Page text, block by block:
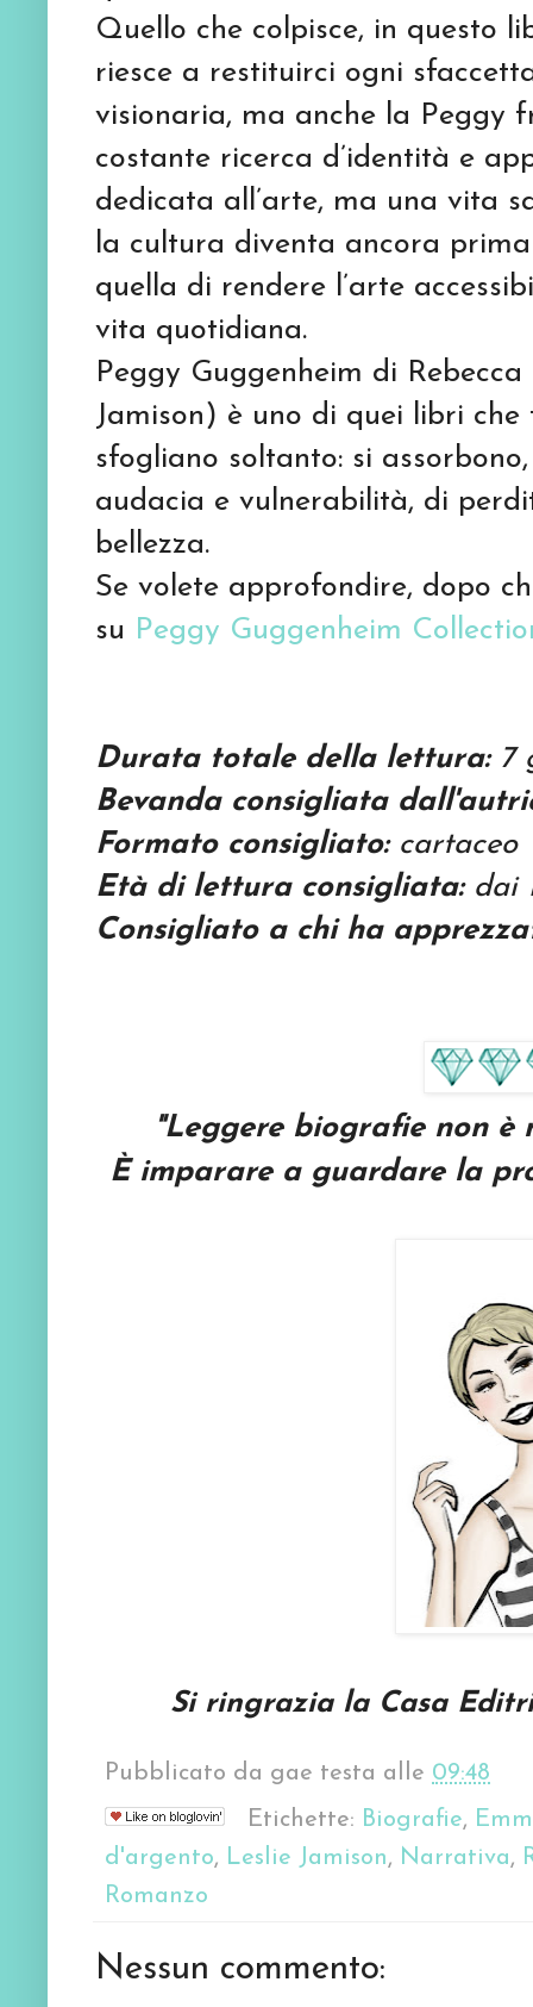
Quello che colpisce, in questo
riesce a restituirci ogni
visionaria, ma anche la Peggy
costante ricerca d’identità e
dedicata all’arte, ma una vita
la cultura diventa ancora
quella di rendere l’arte
vita quotidiana.
Peggy Guggenheim di
Jamison) è uno di quei libri
sfogliano soltanto: si
audacia e vulnerabilità, di
bellezza.
Se volete approfondire, dopo
su Peggy Guggenheim
Durata totale della lettura: 7
Bevanda consigliata
Formato consigliato: cartaceo
Età di lettura consigliata:dai
Consigliato a chi ha
"Leggere biografie non è
È imparare a guardare la
Si ringrazia la Casa
Pubblicato da gae testa alle 09:48
Etichette: Biografie,
d'argento, Leslie Jamison, Narrativa,
Romanzo
Nessun commento: